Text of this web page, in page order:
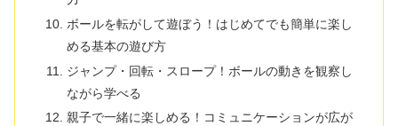
ボールを転がして遊ぼう！はじめてでも簡単に楽し
める基本の遊び方
ジャンプ・回転・スロープ！ボールの動きを観察し
ながら学べる
親子で一緒に楽しめる！コミュニケーションが広が